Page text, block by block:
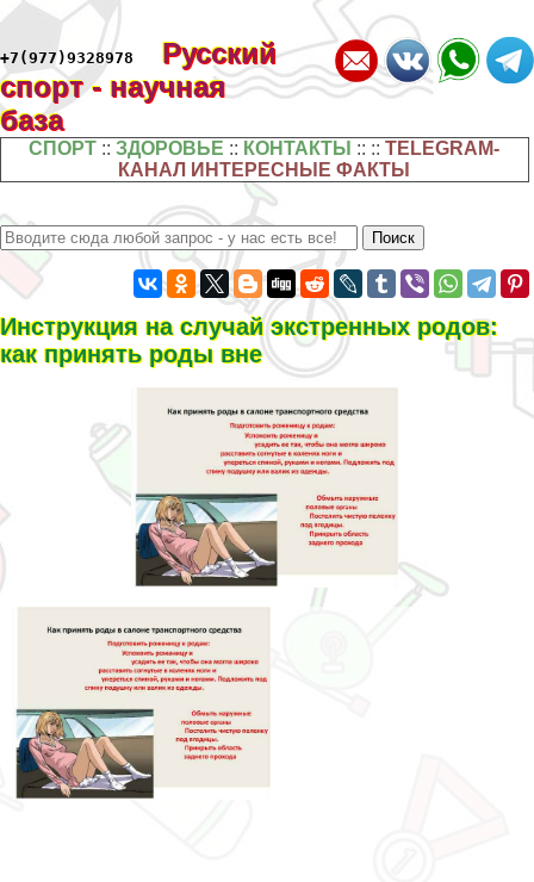
+7(977)9328978
Русский
спорт - научная
база
СПОРТ ::ЗДОРОВЬЕ :: КОНТАКТЫ :: ::TELEGRAM-
КАНАЛ ИНТЕРЕСНЫЕ ФАКТЫ
Инструкция на случай экстренных родов:
как принять роды вне